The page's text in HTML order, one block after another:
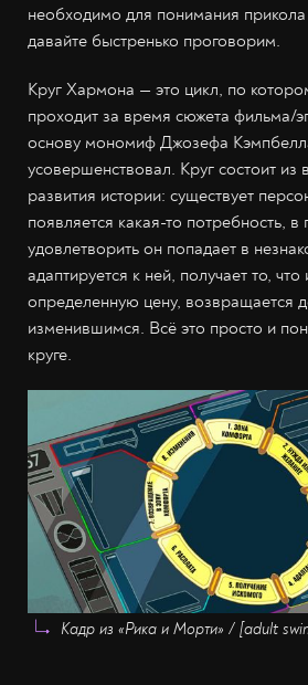
необходимо для понимания
давайте быстренько проговорим.
Круг Хармона — это цикл, по
проходит за время сюжета фильма/
основу мономиф Джозефа
усовершенствовал. Круг состоит из
развития истории: существует
появляется какая-то потребность, в
удовлетворить он попадает в
адаптируется к ней, получает то, что
определенную цену, возвращается
изменившимся. Всё это просто и
круге.
Кадр из «Рика и Морти» / [adult